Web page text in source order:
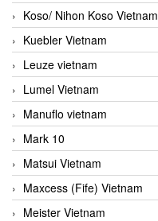
Koso/ Nihon Koso Vietnam
Kuebler Vietnam
Leuze vietnam
Lumel Vietnam
Manuflo vietnam
Mark 10
Matsui Vietnam
Maxcess (Fife) Vietnam
Meister Vietnam